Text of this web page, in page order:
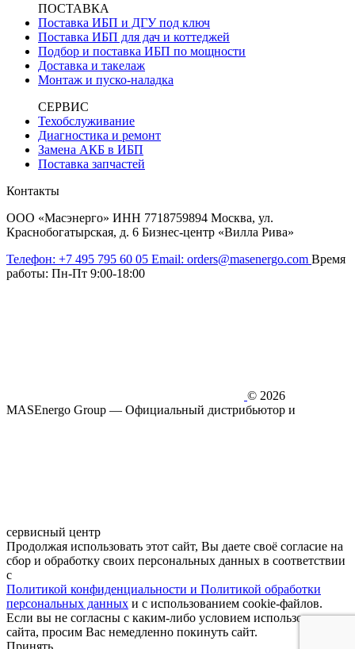
ПОСТАВКА
Поставка ИБП и ДГУ под ключ
Поставка ИБП для дач и коттеджей
Подбор и поставка ИБП по мощности
Доставка и такелаж
Монтаж и пуско-наладка
СЕРВИС
Техобслуживание
Диагностика и ремонт
Замена АКБ в ИБП
Поставка запчастей
Контакты
ООО «Масэнерго» ИНН 7718759894 Москва, ул.
Краснобогатырская, д. 6 Бизнес-центр «Вилла Рива»
Телефон: +7 495 795 60 05 Email: orders@masenergo.com Время
работы: Пн-Пт 9:00-18:00
© 2026
MASEnergo Group — Официальный дистрибьютор и
сервисный центр
Продолжая использовать этот сайт, Вы даете своё согласие на
сбор и обработку своих персональных данных в соответствии
с
Политикой конфиденциальности и Политикой обработки
персональных данных и с использованием cookie-файлов.
Если вы не согласны с каким-либо условием использования
сайта, просим Вас немедленно покинуть сайт.
Принять